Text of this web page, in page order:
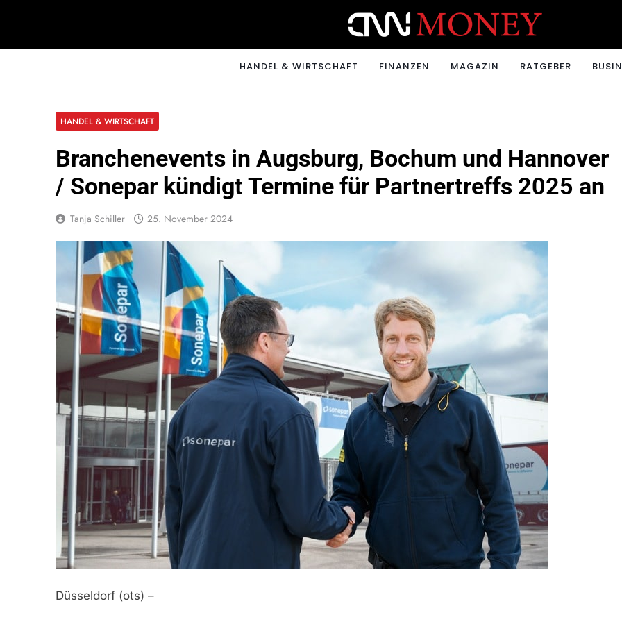
CNNMONEY.CH
HANDEL & WIRTSCHAFT FINANZEN MAGAZIN RATGEBER
HANDEL & WIRTSCHAFT
Branchenevents in Augsburg, Bochum und Hannover
/ Sonepar kündigt Termine für Partnertreffs 2025 an
Tanja Schiller 25. November 2024
Düsseldorf (ots) –